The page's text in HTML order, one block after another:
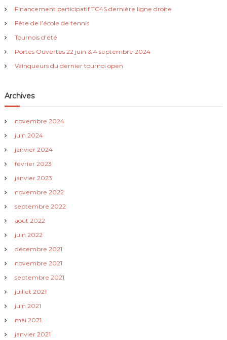
i
g
a
i
o
n
d
e
l
’
a
r
t
i
Financement participatif TC4S dernière ligne droite
Fête de l’école de tennis
Tournois d’été
Portes Ouvertes 22 juin & 4 septembre 2024
Vainqueurs du dernier tournoi open
Archives
novembre 2024
juin 2024
janvier 2024
février 2023
janvier 2023
novembre 2022
septembre 2022
août 2022
juin 2022
décembre 2021
novembre 2021
septembre 2021
juillet 2021
juin 2021
mai 2021
janvier 2021